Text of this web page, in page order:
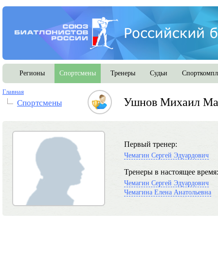
Регионы Спортсмены Тренеры Судьи
Главная
Спортсмены Ушнов Михаил
Первый тренер:
Чемагин Сергей Эдуардович
Тренеры в настоящее время:
Чемагин Сергей Эдуардович
Чемагина Елена Анатольевна